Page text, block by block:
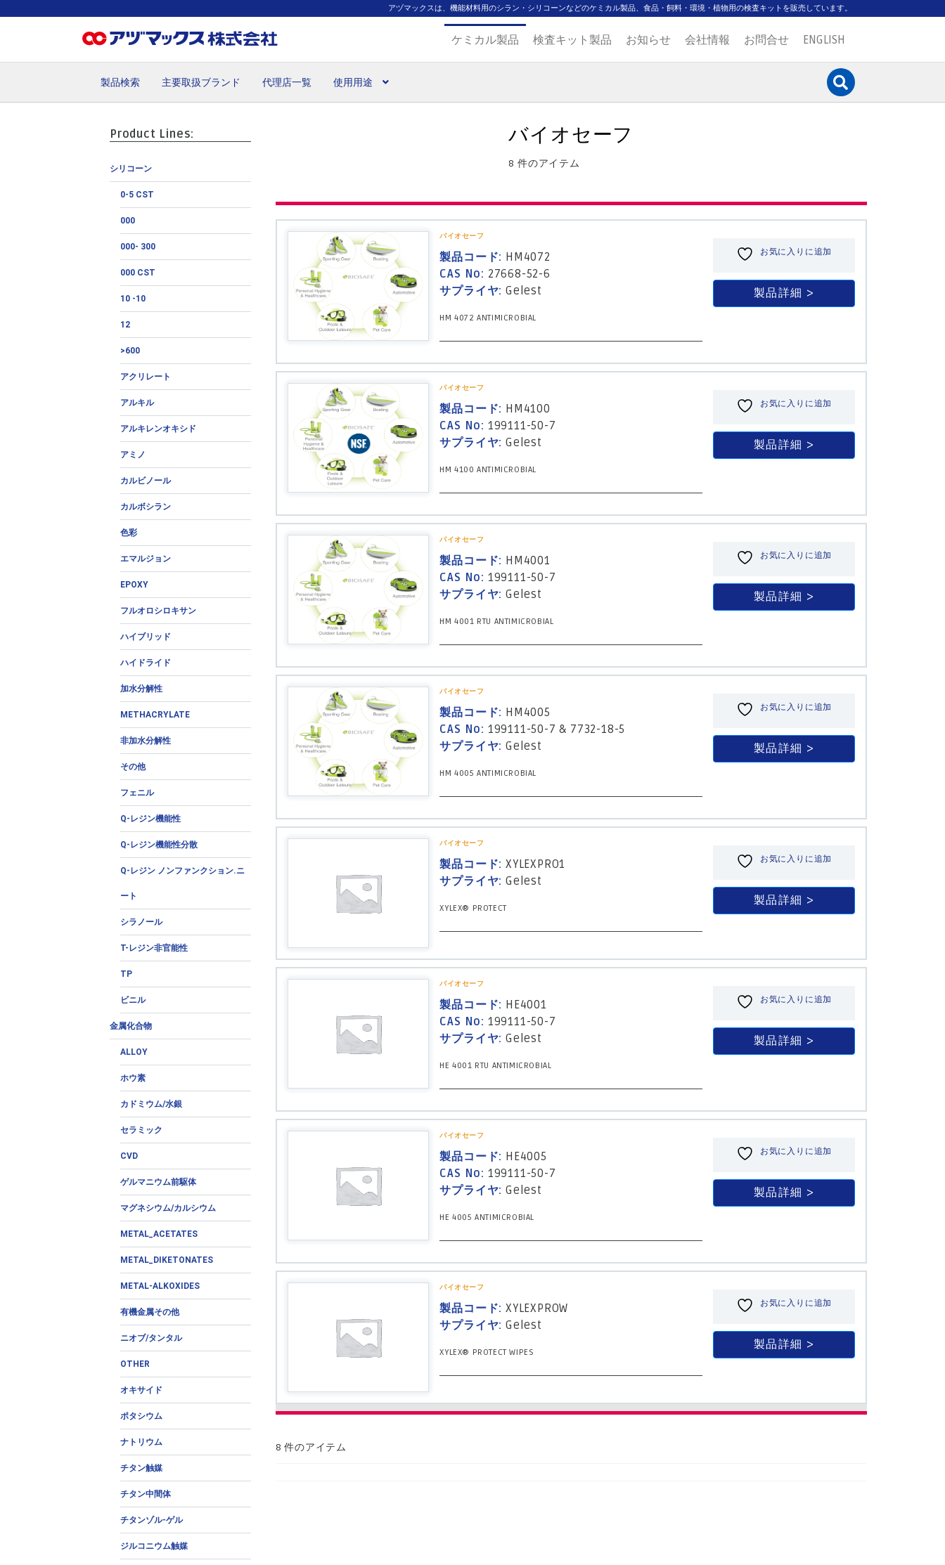
アヅマックスは、機能材料用のシラン・シリコーンなどのケミカル製品、食品・飼料・環境・植物用の検査キットを販売しています。
ケミカル製品 検査キット製品 お知らせ 会社情報 お問合せ ENGLISH
製品検索 主要取扱ブランド 代理店一覧 使用用途
Product Lines:
シリコーン
0-5 CST
000
000- 300
000 CST
10 -10
12
>600
アクリレート
アルキル
アルキレンオキシド
アミノ
カルビノール
カルボシラン
色彩
エマルジョン
EPOXY
フルオロシロキサン
ハイブリッド
ハイドライド
加水分解性
METHACRYLATE
非加水分解性
その他
フェニル
Q-レジン機能性
Q-レジン機能性分散
Q-レジン ノンファンクション.ニ
ート
シラノール
T-レジン非官能性
TP
ビニル
金属化合物
ALLOY
ホウ素
カドミウム/水銀
セラミック
CVD
ゲルマニウム前駆体
マグネシウム/カルシウム
METAL_ACETATES
METAL_DIKETONATES
METAL-ALKOXIDES
有機金属その他
ニオブ/タンタル
OTHER
オキサイド
ポタシウム
ナトリウム
チタン触媒
チタン中間体
チタンゾル-ゲル
ジルコニウム触媒
バイオセーフ
8 件のアイテム
バイオセーフ
製品コード: HM4072
CAS No: 27668-52-6
サプライヤ: Gelest
HM 4072 ANTIMICROBIAL
お気に入りに追加
製品詳細
バイオセーフ
製品コード: HM4100
CAS No: 199111-50-7
サプライヤ: Gelest
HM 4100 ANTIMICROBIAL
お気に入りに追加
製品詳細
バイオセーフ
製品コード: HM4001
CAS No: 199111-50-7
サプライヤ: Gelest
HM 4001 RTU ANTIMICROBIAL
お気に入りに追加
製品詳細
バイオセーフ
製品コード: HM4005
CAS No: 199111-50-7 & 7732-18-5
サプライヤ: Gelest
HM 4005 ANTIMICROBIAL
お気に入りに追加
製品詳細
バイオセーフ
製品コード: XYLEXPRO1
サプライヤ: Gelest
XYLEX® PROTECT
お気に入りに追加
製品詳細
バイオセーフ
製品コード: HE4001
CAS No: 199111-50-7
サプライヤ: Gelest
HE 4001 RTU ANTIMICROBIAL
お気に入りに追加
製品詳細
バイオセーフ
製品コード: HE4005
CAS No: 199111-50-7
サプライヤ: Gelest
HE 4005 ANTIMICROBIAL
お気に入りに追加
製品詳細
バイオセーフ
製品コード: XYLEXPROW
サプライヤ: Gelest
XYLEX® PROTECT WIPES
お気に入りに追加
製品詳細
8 件のアイテム